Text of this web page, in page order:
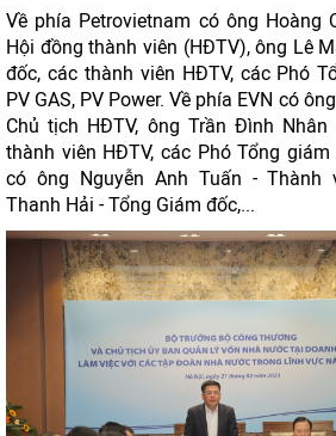
Về phía Petrovietnam có ông Hoàng
Hội đồng thành viên (HĐTV), ông Lê
đốc, các thành viên HĐTV, các Phó
PV GAS, PV Power. Về phía EVN có
Chủ tịch HĐTV, ông Trần Đình
thành viên HĐTV, các Phó Tổng giám
có ông Nguyễn Anh Tuấn - Thành
Thanh Hải - Tổng Giám đốc,...